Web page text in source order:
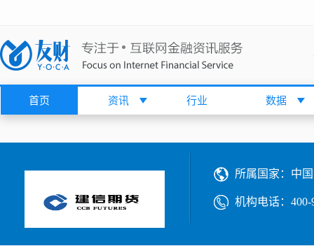
首页 资讯 行业 数据
所属国家： 中国
机构电话： 400-